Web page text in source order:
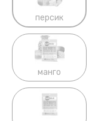
персик
манго